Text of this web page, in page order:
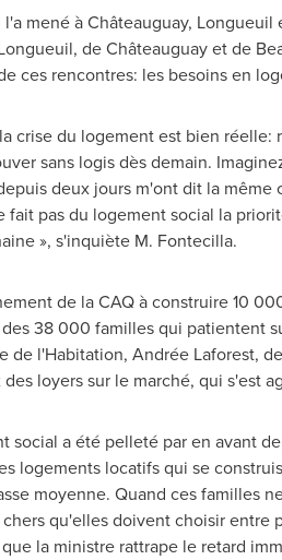
mené à Châteauguay, Longueuil
, de Châteauguay et de
ces rencontres: les besoins en
crise du logement est bien réelle:
sans logis dès demain.
deux jours m'ont dit la
fait pas du logement social la
», s'inquiète M. Fontecilla.
de la CAQ à construire 10
38 000 familles qui patientent
de l'Habitation, Andrée Laforest,
loyers sur le marché, qui s'est
social a été pelleté par en avant
logements locatifs qui se
moyenne. Quand ces familles
qu'elles doivent choisir
la ministre rattrape le retard